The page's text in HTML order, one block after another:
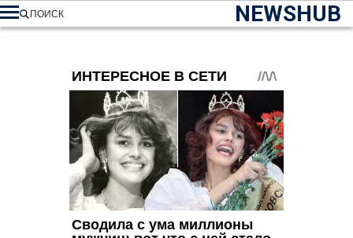
NEWSHUB
ПОИСК